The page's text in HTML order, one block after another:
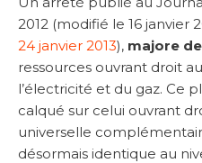
2012 (modifié le 16 janvier
24 janvier 2013), majore
ressources ouvrant droit
l’électricité et du gaz. Ce
calqué sur celui ouvrant
universelle
désormais identique au